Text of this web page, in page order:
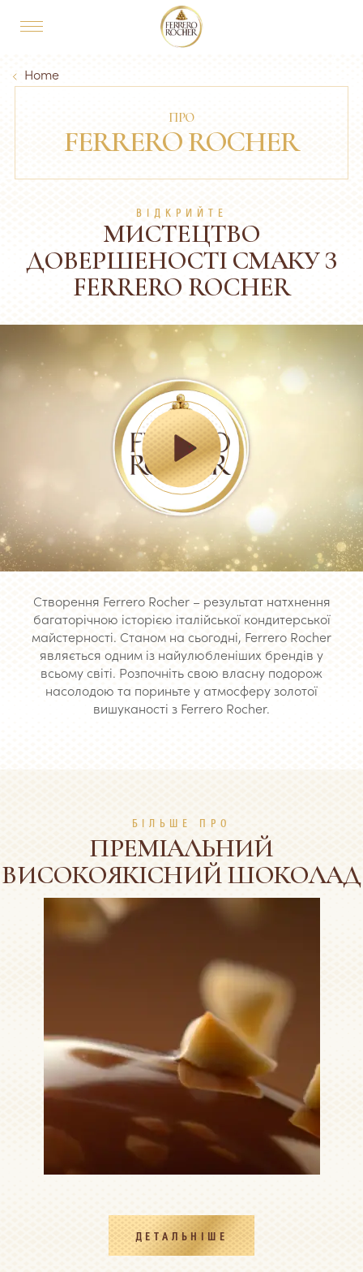
MAIN NAVIGATION
Breadcrumb
Home
ПРО
FERRERO ROCHER
ВІДКРИЙТЕ
МИСТЕЦТВО
ДОВЕРШЕНОСТІ СМАКУ З
FERRERO ROCHER
Створення Ferrero Rocher – результат натхнення
багаторічною історією італійської кондитерської
майстерності. Станом на сьогодні, Ferrero Rocher
являється одним із найулюбленіших брендів у
всьому світі. Розпочніть свою власну подорож
насолодою та пориньте у атмосферу золотої
вишуканості з Ferrero Rocher.
БІЛЬШЕ ПРО
ПРЕМІАЛЬНИЙ
ВИСОКОЯКІСНИЙ ШОКОЛАД
ДЕТАЛЬНІШЕ